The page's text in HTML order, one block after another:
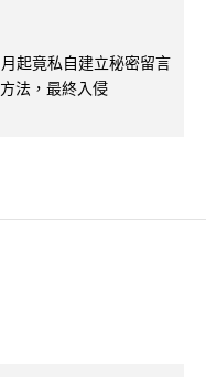
起竟私自建立秘密留言
法，最終入侵